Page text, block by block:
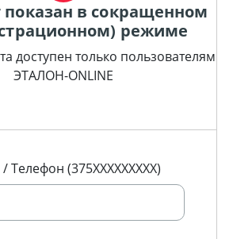
в сокращенном
режиме
доступен только пользователям
ЭТАЛОН-ONLINE
Телефон (375XXXXXXXXX)